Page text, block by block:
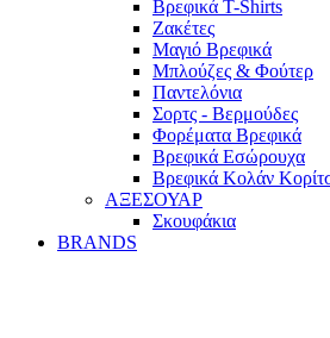
Βρεφικά T-Shirts
Ζακέτες
Μαγιό Βρεφικά
Mπλούζες & Φούτερ
Παντελόνια
Σορτς - Βερμούδες
Φορέματα Βρεφικά
Βρεφικά Εσώρουχα
Βρεφικά Κολάν
ΑΞΕΣΟΥΑΡ
Σκουφάκια
BRANDS